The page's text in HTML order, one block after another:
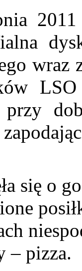
przy
się o
– pizza.